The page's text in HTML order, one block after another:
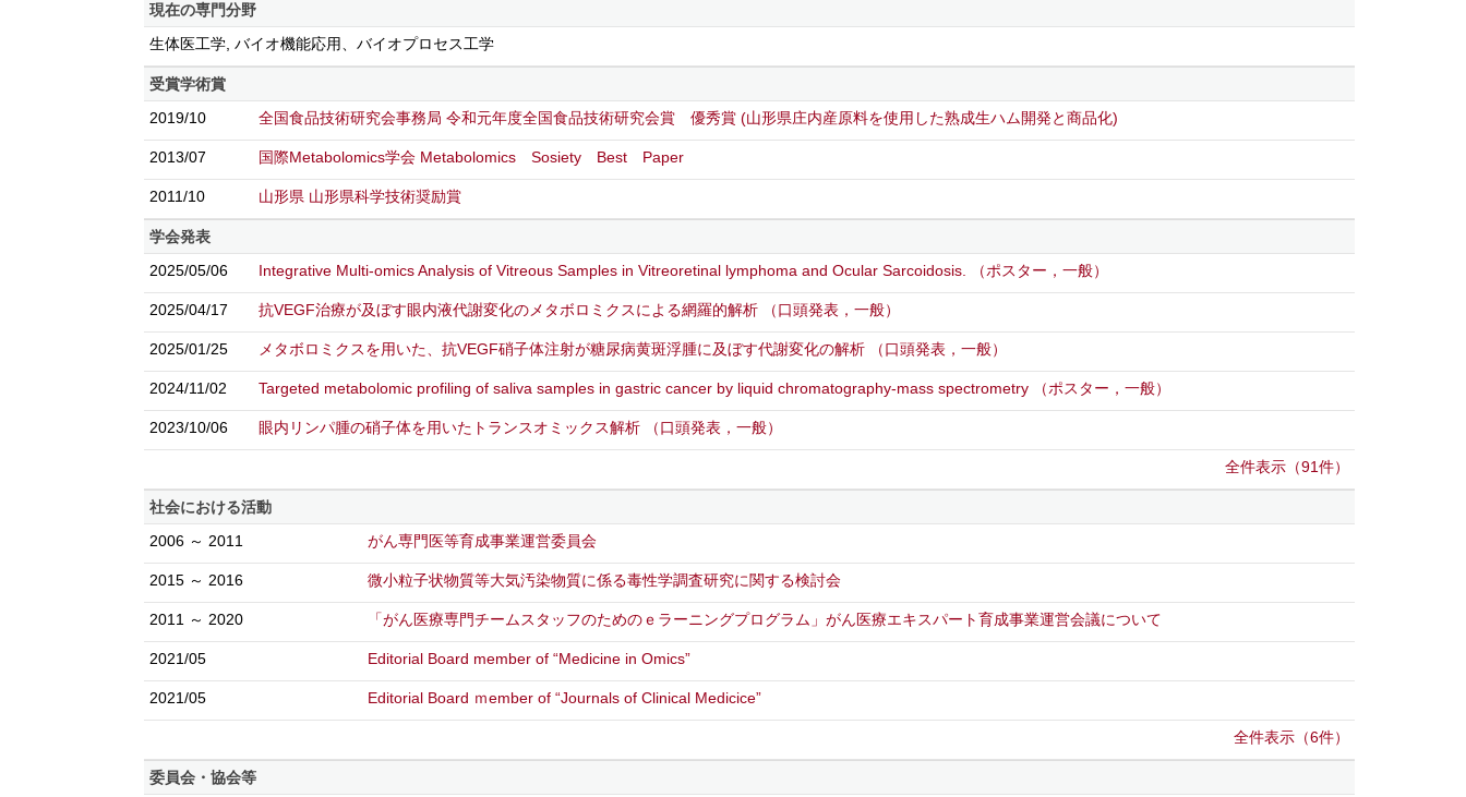
現在の専門分野
生体医工学, バイオ機能応用、バイオプロセス工学
受賞学術賞
2019/10
全国食品技術研究会事務局 令和元年度全国食品技術研究会賞 優秀賞 (山形県庄内産原料を使用した熟成生ハム開発と商品化)
2013/07 国際Metabolomics学会 Metabolomics Sosiety Best Paper
2011/10 山形県 山形県科学技術奨励賞
学会発表
2025/05/06
Integrative Multi-omics Analysis of Vitreous Samples in Vitreoretinal lymphoma and Ocular Sarcoidosis. （ポスター，一般）
2025/04/17 抗VEGF治療が及ぼす眼内液代謝変化のメタボロミクスによる網羅的解析 （口頭発表，一般）
2025/01/25 メタボロミクスを用いた、抗VEGF硝子体注射が糖尿病黄斑浮腫に及ぼす代謝変化の解析 （口頭発表，一般）
2024/11/02 Targeted metabolomic profiling of saliva samples in gastric cancer by liquid chromatography-mass spectrometry （ポスター，一般）
2023/10/06 眼内リンパ腫の硝子体を用いたトランスオミックス解析 （口頭発表，一般）
全件表示（91件）
社会における活動
2006 ～ 2011
がん専門医等育成事業運営委員会
2015 ～ 2016 微小粒子状物質等大気汚染物質に係る毒性学調査研究に関する検討会
2011 ～ 2020 「がん医療専門チームスタッフのためのｅラーニングプログラム」がん医療エキスパート育成事業運営会議について
2021/05 Editorial Board member of “Medicine in Omics”
2021/05 Editorial Board ｍember of “Journals of Clinical Medicice”
全件表示（6件）
委員会・協会等